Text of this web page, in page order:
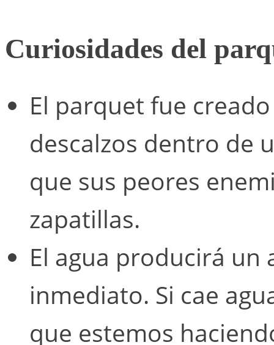
Curiosidades del
El parquet fue
descalzos dentro de
que sus peores
zapatillas.
El agua producirá
inmediato. Si cae
que estemos